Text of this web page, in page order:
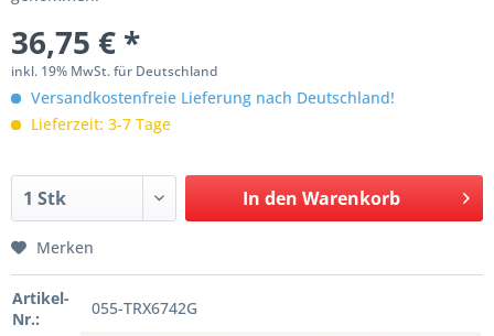
36,75 € *
inkl. 19% MwSt. für Deutschland
Versandkostenfreie Lieferung nach Deutschland!
Lieferzeit: 3-7 Tage
In den Warenkorb
Merken
Artikel-
Nr.:
055-TRX6742G